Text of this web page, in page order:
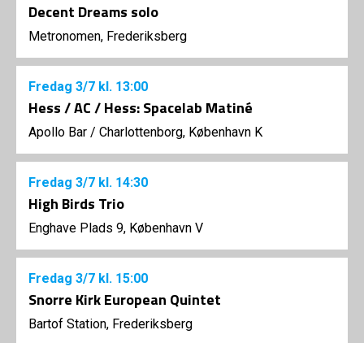
Decent Dreams solo
Metronomen, Frederiksberg
Fredag 3/7 kl. 13:00
Hess / AC / Hess: Spacelab Matiné
Apollo Bar / Charlottenborg, København K
Fredag 3/7 kl. 14:30
High Birds Trio
Enghave Plads 9, København V
Fredag 3/7 kl. 15:00
Snorre Kirk European Quintet
Bartof Station, Frederiksberg